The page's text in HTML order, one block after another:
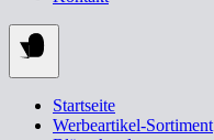
Startseite
Werbeartikel-Sortiment